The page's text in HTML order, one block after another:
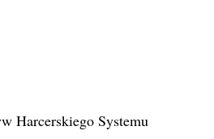
Harcerskiego Systemu